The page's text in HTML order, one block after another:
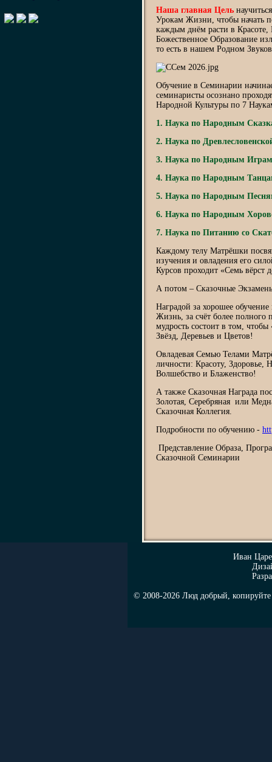
Наша главная Цель
Урокам Жизни, чтобы начать
каждым днём расти в Красоте,
Божественное Образование
то есть в нашем Родном
Обучение в Семинарии
семинаристы осознано
Народной Культуры по 7
1. Наука по Народным
2. Наука по
3. Наука по Народным
4. Наука по Народным
5. Наука по Народным
6. Наука по Народным
7. Наука по Питанию со
Каждому телу Матрёшки
изучения и овладения его
Курсов проходит «Семь вёрст
А потом – Сказочные
Наградой за хорошее
Жизнь, за счёт более
мудрость состоит в том,
Звёзд, Деревьев и Цветов!
Овладевая Семью Телами
личности: Красоту, Здоровье,
Волшебство и Блаженство!
А также Сказочная Награда
Золотая, Серебряная или
Сказочная Коллегия.
Подробности по обучению -
Представление Образа,
Сказочной Семинарии
Иван
© 2008-2026 Люд добрый, копируйте